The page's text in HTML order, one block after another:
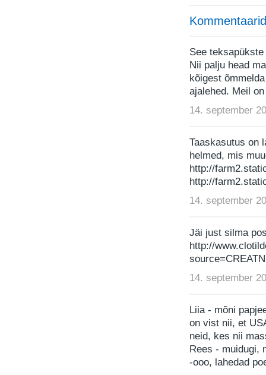
See
Nii palju head
kõigest
ajalehed. Meil
14. september
Taaskasutus on
helmed, mis
http://
http://
14. september
Jäi just silma
http://
14. september
Liia - mõni
on vist nii, et
neid, kes nii
Rees - muidugi,
-ooo, lahedad